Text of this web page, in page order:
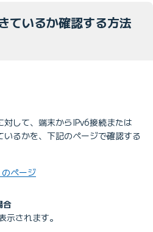
ているか確認する方法
して、端末からIPv6接続または
るかを、下記のページで確認する
のページ
合
示されます。